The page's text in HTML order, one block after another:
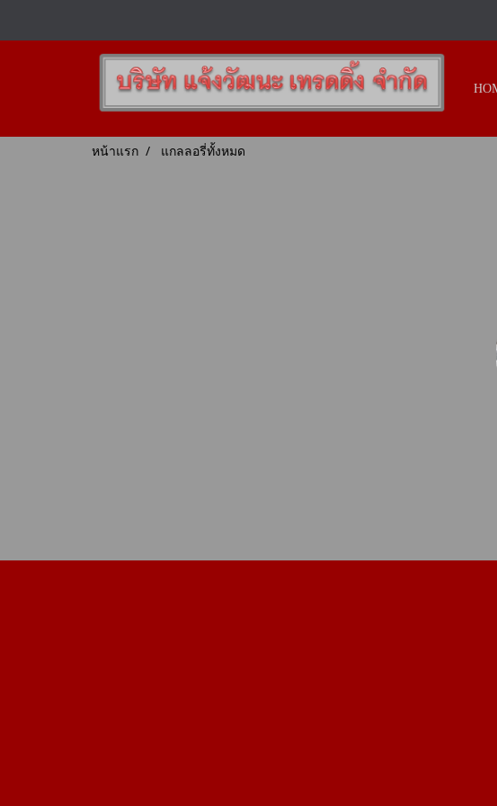
หน้าแรก แกลลอรี่ทั้งหมด